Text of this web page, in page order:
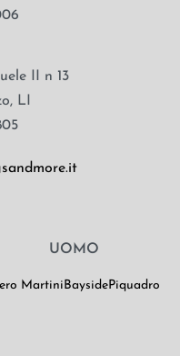
II n 13
LI
UOMO
Martini BaysidePiquadro